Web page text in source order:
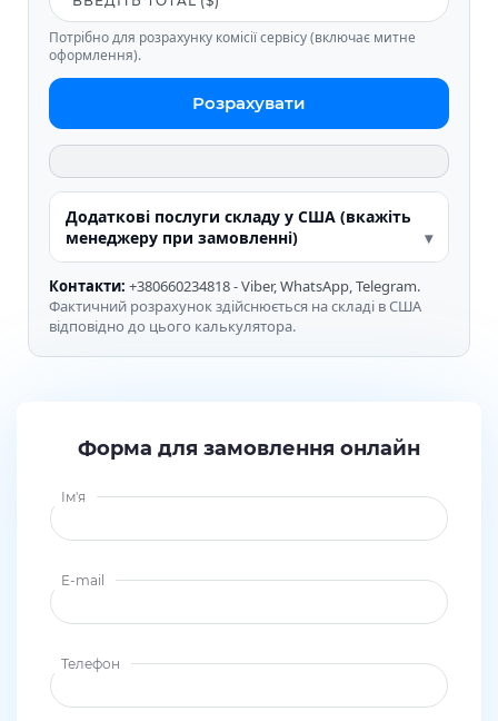
Потрібно для розрахунку комісії сервісу (включає митне
оформлення).
Розрахувати
Додаткові послуги складу у США (вкажіть
менеджеру при замовленні)
Контакти: +380660234818 - Viber, WhatsApp, Telegram.
Фактичний розрахунок здійснюється на складі в США
відповідно до цього калькулятора.
Форма для замовлення онлайн
Ім'я
E-mail
Телефон